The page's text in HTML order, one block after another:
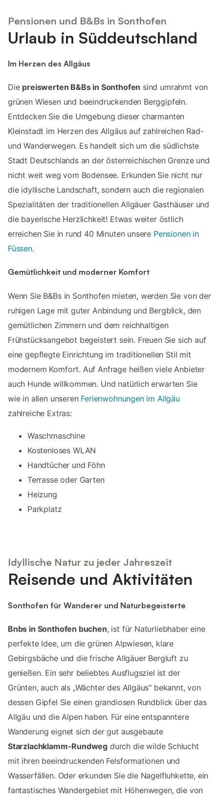
Pensionen und B&Bs in Sonthofen
Urlaub in Süddeutschland
Im Herzen des Allgäus
Die preiswerten B&Bs in Sonthofen sind umrahmt von
grünen Wiesen und beeindruckenden Berggipfeln.
Entdecken Sie die Umgebung dieser charmanten
Kleinstadt im Herzen des Allgäus auf zahlreichen Rad-
und Wanderwegen. Es handelt sich um die südlichste
Stadt Deutschlands an der österreichischen Grenze und
nicht weit weg vom Bodensee. Erkunden Sie nicht nur
die idyllische Landschaft, sondern auch die regionalen
Spezialitäten der traditionellen Allgäuer Gasthäuser und
die bayerische Herzlichkeit! Etwas weiter östlich
erreichen Sie in rund 40 Minuten unsere Pensionen in
Füssen.
Gemütlichkeit und moderner Komfort
Wenn Sie B&Bs in Sonthofen mieten, werden Sie von der
ruhigen Lage mit guter Anbindung und Bergblick, den
gemütlichen Zimmern und dem reichhaltigen
Frühstücksangebot begeistert sein. Freuen Sie sich auf
eine gepflegte Einrichtung im traditionellen Stil mit
modernem Komfort. Auf Anfrage heißen viele Anbieter
auch Hunde willkommen. Und natürlich erwarten Sie
wie in allen unseren Ferienwohnungen im Allgäu
zahlreiche Extras:
Waschmaschine
Kostenloses WLAN
Handtücher und Föhn
Terrasse oder Garten
Heizung
Parkplatz
Idyllische Natur zu jeder Jahreszeit
Reisende und Aktivitäten
Sonthofen für Wanderer und Naturbegeisterte
Bnbs in Sonthofen buchen, ist für Naturliebhaber eine
perfekte Idee, um die grünen Alpwiesen, klare
Gebirgsbäche und die frische Allgäuer Bergluft zu
genießen. Ein sehr beliebtes Ausflugsziel ist der
Grünten, auch als „Wächter des Allgäus" bekannt, von
dessen Gipfel Sie einen grandiosen Rundblick über das
Allgäu und die Alpen haben. Für eine entspanntere
Wanderung eignet sich der gut ausgebaute
Starzlachklamm-Rundweg durch die wilde Schlucht
mit ihren beeindruckenden Felsformationen und
Wasserfällen. Oder erkunden Sie die Nagelfluhkette, ein
fantastisches Wandergebiet mit Höhenwegen, die von